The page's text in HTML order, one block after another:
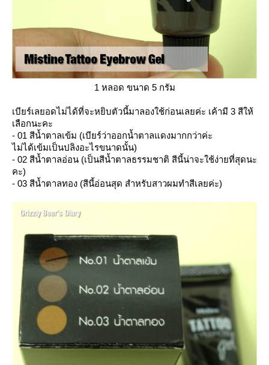
1 หลอด ขนาด 5 กรัม
เบียร์เลยอดไม่ได้ที่จะหยิบตัวนี้มาลองใช้ก่อนเลยค่ะ เค้ามี 3 สีให้
เลือกนะคะ
- 01 สีน้ำตาลเข้ม (เบียร์ว่าออกน้ำตาลแดงมากกว่าค่ะ
ไม่ได้เข้มเป็นปลิงอะไรขนาดนั้น)
- 02 สีน้ำตาลอ่อน (เป็นสีน้ำตาลธรรมชาติ สีนี้น่าจะใช้ง่ายที่สุดนะ
คะ)
- 03 สีน้ำตาลทอง (สีนี้อ่อนสุด สำหรับสาวผมทำสีเลยค่ะ)